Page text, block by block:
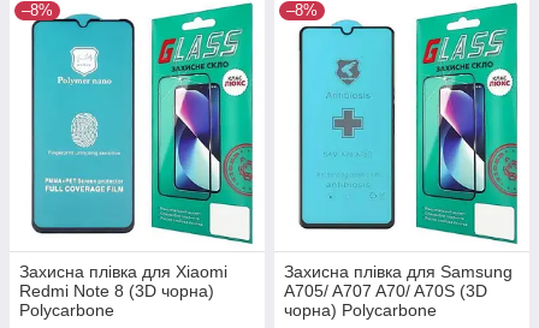
–8%
Захисна плівка для Xiaomi
Redmi Note 8 (3D чорна)
Polycarbone
–8%
Захисна плівка для Samsung
A705/ A707 A70/ A70S (3D
чорна) Polycarbone